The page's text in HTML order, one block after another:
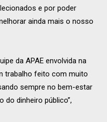
e por poder
ainda mais o nosso
da APAE envolvida na
trabalho feito com muito
sempre no bem-estar
dinheiro público”,